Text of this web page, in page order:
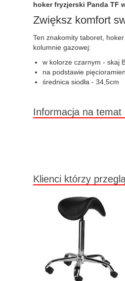
hoker fryzjerski Panda TF
Zwiększ komfort
Ten znakomity taboret,
kolumnie gazowej:
w kolorze czarnym - skaj
na podstawie
średnica siodła - 34,5cm
Informacja na temat
Klienci którzy